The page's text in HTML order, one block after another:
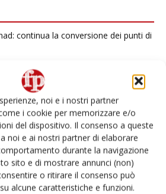
noi e i nostri partner
i cookie per memorizzare e/o
del dispositivo. Il consenso a queste
noi e ai nostri partner di elaborare
durante la navigazione
sito e di mostrare annunci (non)
o ritirare il consenso può
alcune caratteristiche e funzioni.
continua la conversione dei punti di
susina: è Metis… e può rivoluzionare la
prezzi ortofrutta in Italia al 27 luglio
“Dobbiamo creare stupore nel
#vocidellortofrutta